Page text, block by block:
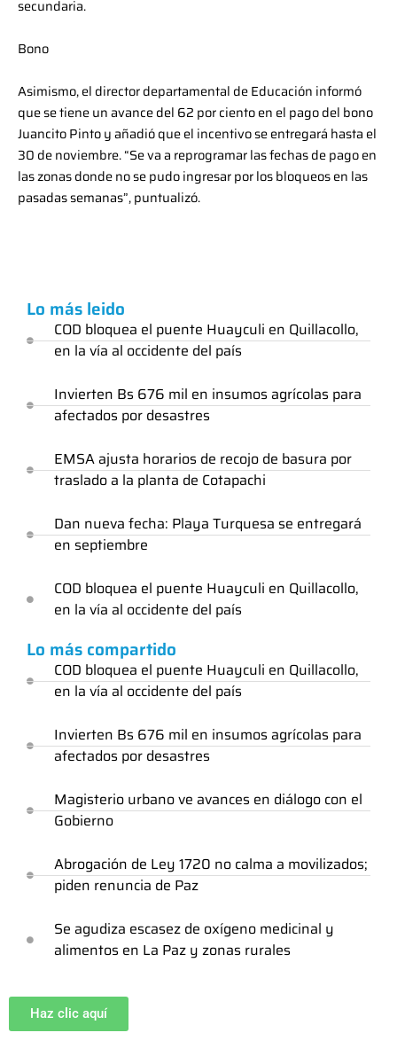
secundaria.
Bono
Asimismo, el director departamental de Educación informó
que se tiene un avance del 62 por ciento en el pago del bono
Juancito Pinto y añadió que el incentivo se entregará hasta el
30 de noviembre. “Se va a reprogramar las fechas de pago en
las zonas donde no se pudo ingresar por los bloqueos en las
pasadas semanas”, puntualizó.
Lo más leido
COD bloquea el puente Huayculi en Quillacollo,
en la vía al occidente del país
Invierten Bs 676 mil en insumos agrícolas para
afectados por desastres
EMSA ajusta horarios de recojo de basura por
traslado a la planta de Cotapachi
Dan nueva fecha: Playa Turquesa se entregará
en septiembre
COD bloquea el puente Huayculi en Quillacollo,
en la vía al occidente del país
Lo más compartido
COD bloquea el puente Huayculi en Quillacollo,
en la vía al occidente del país
Invierten Bs 676 mil en insumos agrícolas para
afectados por desastres
Magisterio urbano ve avances en diálogo con el
Gobierno
Abrogación de Ley 1720 no calma a movilizados;
piden renuncia de Paz
Se agudiza escasez de oxígeno medicinal y
alimentos en La Paz y zonas rurales
Haz clic aquí